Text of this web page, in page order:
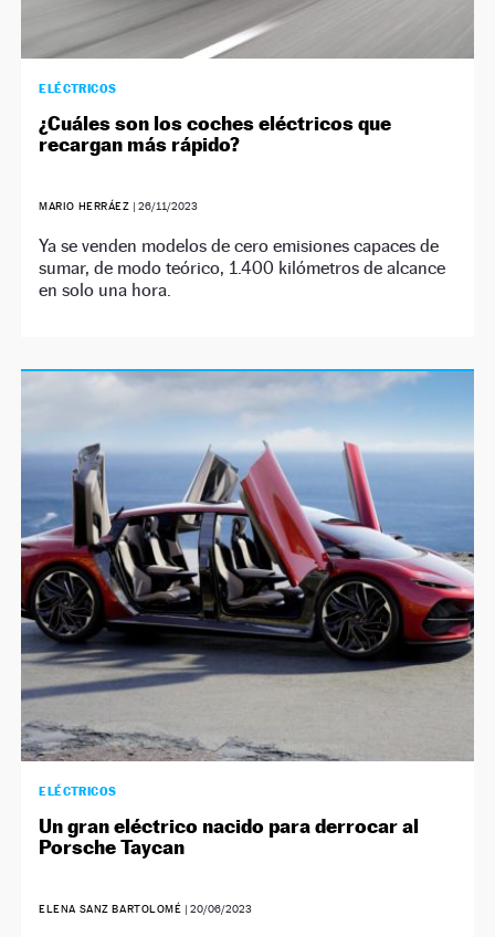
ELÉCTRICOS
¿Cuáles son los coches eléctricos que
recargan más rápido?
MARIO HERRÁEZ | 26/11/2023
Ya se venden modelos de cero emisiones capaces de
sumar, de modo teórico, 1.400 kilómetros de alcance
en solo una hora.
ELÉCTRICOS
Un gran eléctrico nacido para derrocar al
Porsche Taycan
ELENA SANZ BARTOLOMÉ | 20/06/2023